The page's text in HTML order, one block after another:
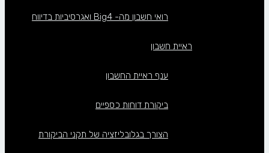
רואי חשבון מה- Big4 ואגרסיביות בדיווח
ראיית חשבון
ענף ראיית החשבון
ביקורת דוחות כספיים
הצורך בגלובליזציה של תקני הביקורת